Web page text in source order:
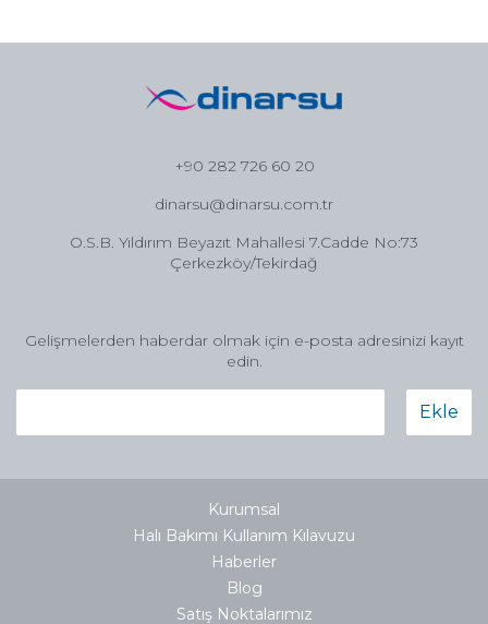
+90 282 726 60 20
dinarsu@dinarsu.com.tr
O.S.B. Yıldırım Beyazıt Mahallesi 7.Cadde No:73
Çerkezköy/Tekirdağ
Gelişmelerden haberdar olmak için e-posta adresinizi kayıt
edin.
Ekle
Kurumsal
Halı Bakımı Kullanım Kılavuzu
Haberler
Blog
Satış Noktalarımız